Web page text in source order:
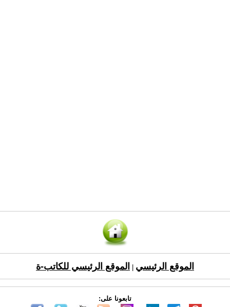
الموقع الرئيسي الموقع الرئيسي للكاتب-ة
تابعونا على: